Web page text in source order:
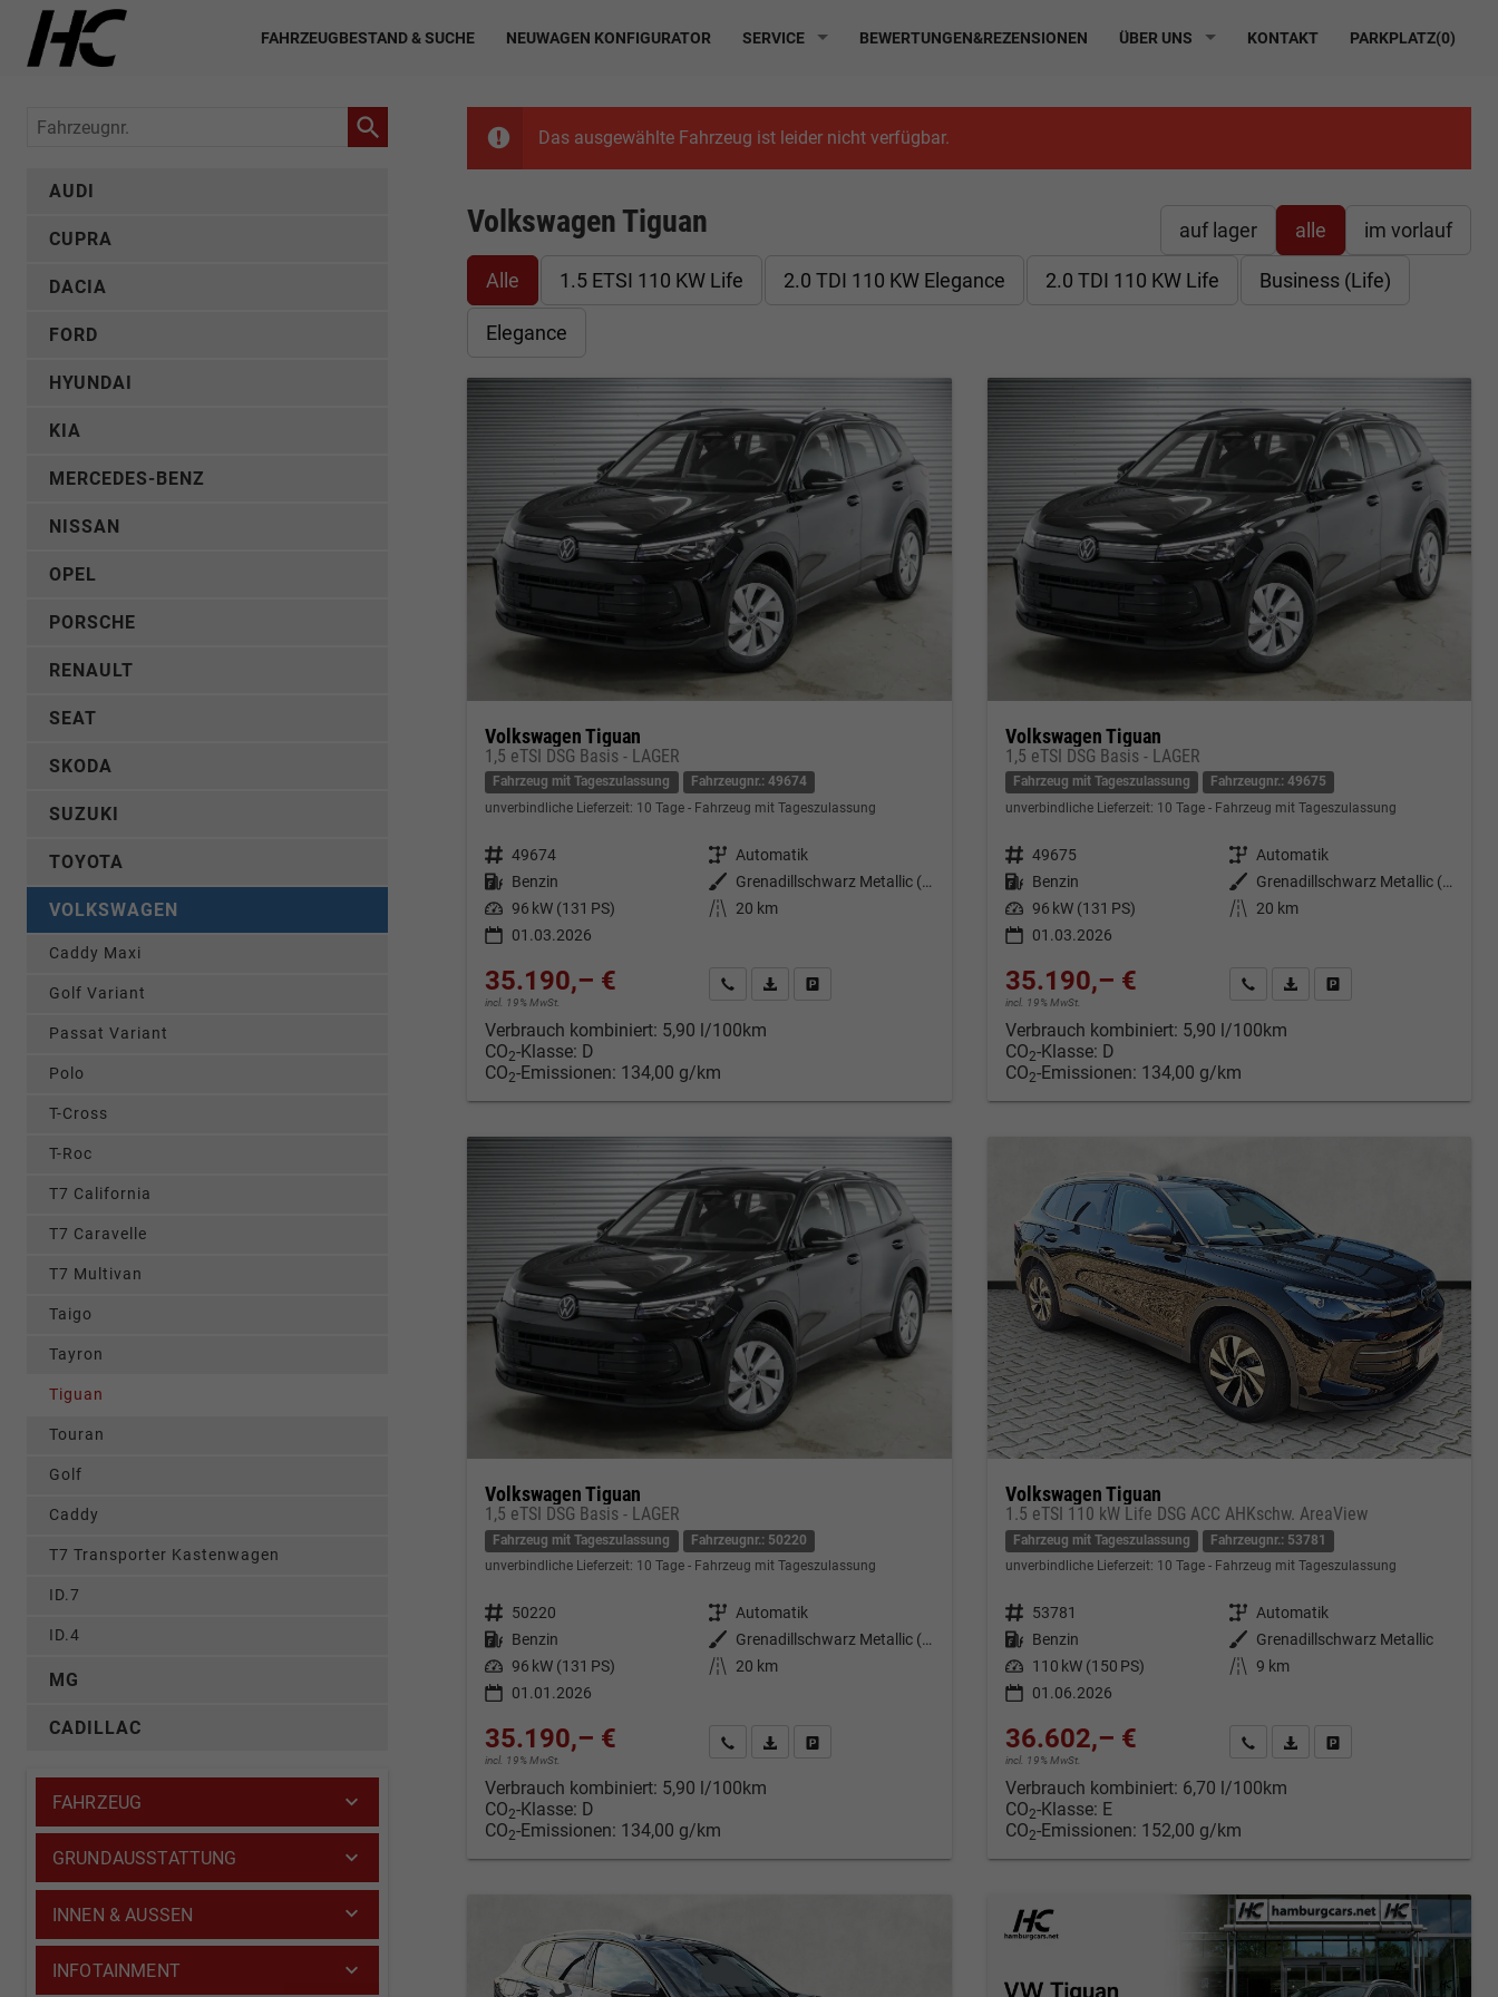
FAHRZEUGBESTAND & SUCHE NEUWAGEN KONFIGURATOR SERVICE BEWERTUNGEN&REZENSIONEN ÜBER UNS KONTAKT PARKPLATZ(0)
Das ausgewählte Fahrzeug ist leider nicht verfügbar.
auf lager alle im vorlauf
Volkswagen Tiguan
Alle 1.5 ETSI 110 KW Life 2.0 TDI 110 KW Elegance 2.0 TDI 110 KW Life Business (Life)
Elegance
Volkswagen Tiguan
1,5 eTSI DSG Basis - LAGER
Fahrzeug mit Tageszulassung
Fahrzeugnr.: 49674
unverbindliche Lieferzeit: 10 Tage Fahrzeug mit Tageszulassung
Fahrzeugnr. 49674 Getriebe Automatik
Kraftstoff Benzin Außenfarbe
Grenadillschwarz Metallic (0E)
Leistung 96 kW (131 PS) Kilometerstand
20 km
01.03.2026
35.190,– €
incl. 19% MwSt.
Kontakt & Angebot anfordern
PDF-Datei, Fahrzeugexposé drucken
Fahrzeug merken/Expose drucken
Verbrauch kombiniert: 5,90 l/100km
CO2-Klasse: D
CO2-Emissionen: 134,00 g/km
Volkswagen Tiguan
1,5 eTSI DSG Basis - LAGER
Fahrzeug mit Tageszulassung
Fahrzeugnr.: 49675
unverbindliche Lieferzeit: 10 Tage Fahrzeug mit Tageszulassung
Fahrzeugnr. 49675 Getriebe Automatik
Kraftstoff Benzin Außenfarbe
Grenadillschwarz Metallic (0E)
Leistung 96 kW (131 PS) Kilometerstand
20 km
01.03.2026
35.190,– €
incl. 19% MwSt.
Kontakt & Angebot anfordern
PDF-Datei, Fahrzeugexposé
Fahrzeug merken/Expose
Verbrauch kombiniert: 5,90 l/100km
CO2-Klasse: D
CO2-Emissionen: 134,00 g/km
Volkswagen Tiguan
1,5 eTSI DSG Basis - LAGER
Fahrzeug mit Tageszulassung
Fahrzeugnr.: 50220
unverbindliche Lieferzeit: 10 Tage Fahrzeug mit Tageszulassung
Fahrzeugnr. 50220 Getriebe Automatik
Kraftstoff Benzin Außenfarbe
Grenadillschwarz Metallic (0E)
Leistung 96 kW (131 PS) Kilometerstand
20 km
01.01.2026
35.190,– €
incl. 19% MwSt.
Kontakt & Angebot anfordern
PDF-Datei, Fahrzeugexposé drucken
Fahrzeug merken/Expose drucken
Verbrauch kombiniert: 5,90 l/100km
CO2-Klasse: D
CO2-Emissionen: 134,00 g/km
Volkswagen Tiguan
1.5 eTSI 110 kW Life DSG ACC AHKschw. AreaView
Fahrzeug mit Tageszulassung
Fahrzeugnr.: 53781
unverbindliche Lieferzeit: 10 Tage Fahrzeug mit Tageszulassung
Fahrzeugnr. 53781 Getriebe Automatik
Kraftstoff Benzin Außenfarbe
Grenadillschwarz Metallic
Leistung 110 kW (150 PS) Kilometerstand 9 km
01.06.2026
36.602,– €
incl. 19% MwSt.
Kontakt & Angebot anfordern
PDF-Datei, Fahrzeugexposé
Fahrzeug merken/Expose
Verbrauch kombiniert: 6,70 l/100km
CO2-Klasse: E
CO2-Emissionen: 152,00 g/km
Fahrzeugnr.
AUDI
CUPRA
DACIA
FORD
HYUNDAI
KIA
MERCEDES-BENZ
NISSAN
OPEL
PORSCHE
RENAULT
SEAT
SKODA
SUZUKI
TOYOTA
VOLKSWAGEN
Caddy Maxi
Golf Variant
Passat Variant
Polo
T-Cross
T-Roc
T7 California
T7 Caravelle
T7 Multivan
Taigo
Tayron
Tiguan
Touran
Golf
Caddy
T7 Transporter Kastenwagen
ID.7
ID.4
MG
CADILLAC
FAHRZEUG
GRUNDAUSSTATTUNG
INNEN & AUSSEN
INFOTAINMENT